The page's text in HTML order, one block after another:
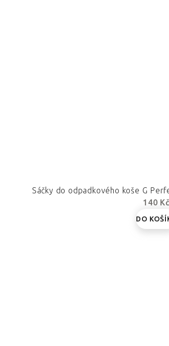
Sáčky do odpadkového koše G
140 Kč
DO